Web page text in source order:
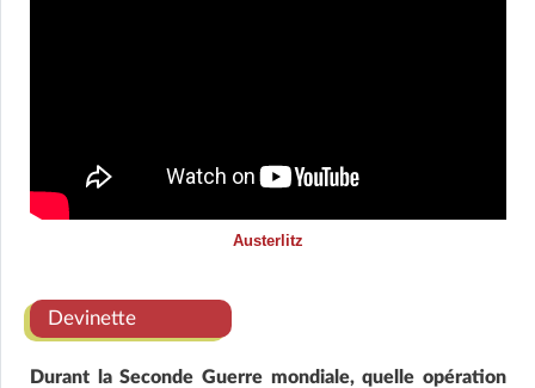
Austerlitz
Devinette
Durant la Seconde Guerre mondiale, quelle opération